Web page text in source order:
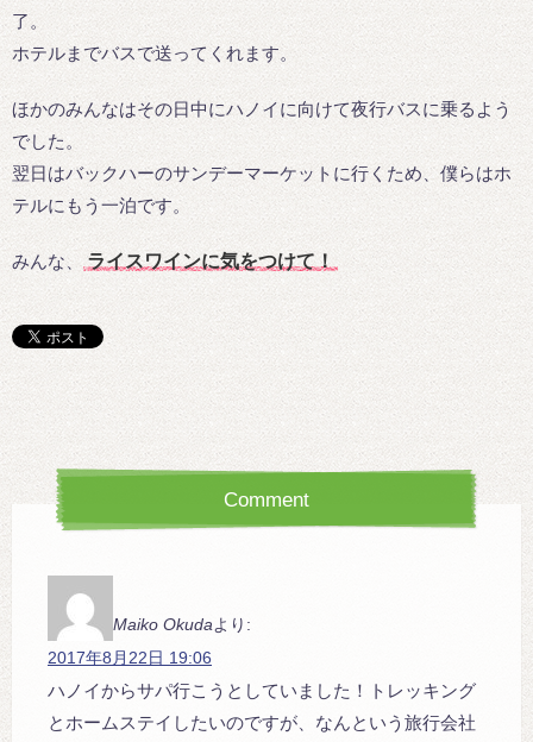
了。
ホテルまでバスで送ってくれます。
ほかのみんなはその日中にハノイに向けて夜行バスに乗るよう
でした。
翌日はバックハーのサンデーマーケットに行くため、僕らはホ
テルにもう一泊です。
みんな、 ライスワインに気をつけて！
Comment
Maiko Okudaより:
2017年8月22日 19:06
ハノイからサパ行こうとしていました！トレッキング
とホームステイしたいのですが、なんという旅行会社